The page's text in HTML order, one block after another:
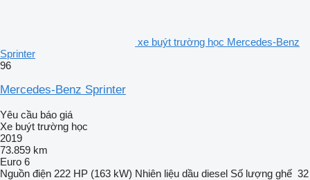
xe buýt trường học Mercedes-Benz
Sprinter
96
Mercedes-Benz Sprinter
Yêu cầu báo giá
Xe buýt trường học
2019
73.859 km
Euro 6
Nguồn điện 222 HP (163 kW) Nhiên liệu dầu diesel Số lượng ghế 32